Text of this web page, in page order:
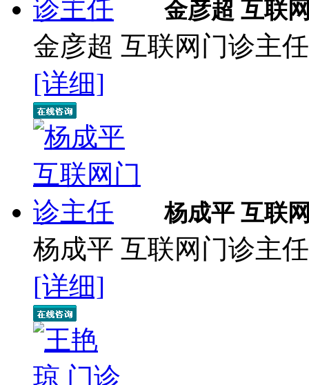
金彦超 互联
金彦超 互联网门诊主
[详细]
杨成平 互联
杨成平 互联网门诊主
[详细]